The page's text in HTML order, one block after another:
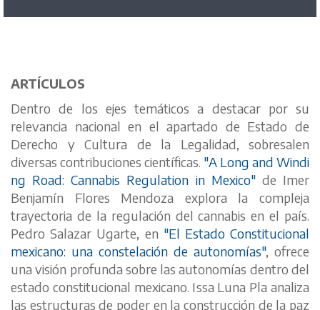
ARTÍCULOS
Dentro de los ejes temáticos a destacar por su
relevancia nacional en el apartado de Estado de
Derecho y Cultura de la Legalidad, sobresalen
diversas contribuciones científicas. "A Long and Windi
ng Road: Cannabis Regulation in Mexico"de Imer
Benjamín Flores Mendoza explora la compleja
trayectoria de la regulación del cannabis en el país.
Pedro Salazar Ugarte, en "El Estado Constitucional
mexicano: una constelación de autonomías", ofrece
una visión profunda sobre las autonomías dentro del
estado constitucional mexicano. Issa Luna Pla analiza
las estructuras de poder en la construcción de la paz